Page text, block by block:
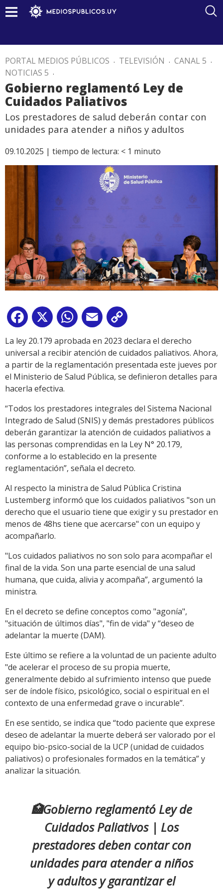
PORTAL MEDIOS PÚBLICOS . TELEVISIÓN . CANAL 5 .
NOTICIAS 5 .
Gobierno reglamentó Ley de
Cuidados Paliativos
Los prestadores de salud deberán contar con
unidades para atender a niños y adultos
09.10.2025 | tiempo de lectura: < 1 minuto
Facebook
X WhatsApp
Email
Link
La ley 20.179 aprobada en 2023 declara el derecho
universal a recibir atención de cuidados paliativos. Ahora,
a partir de la reglamentación presentada este jueves por
el Ministerio de Salud Pública, se definieron detalles para
hacerla efectiva.
“Todos los prestadores integrales del Sistema Nacional
Integrado de Salud (SNIS) y demás prestadores públicos
deberán garantizar la atención de cuidados paliativos a
las personas comprendidas en la Ley N° 20.179,
conforme a lo establecido en la presente
reglamentación”, señala el decreto.
Al respecto la ministra de Salud Pública Cristina
Lustemberg informó que los cuidados paliativos "son un
derecho que el usuario tiene que exigir y su prestador en
menos de 48hs tiene que acercarse" con un equipo y
acompañarlo.
"Los cuidados paliativos no son solo para acompañar el
final de la vida. Son una parte esencial de una salud
humana, que cuida, alivia y acompaña”, argumentó la
ministra.
En el decreto se define conceptos como "agonía",
"situación de últimos días", "fin de vida" y “deseo de
adelantar la muerte (DAM).
Este último se refiere a la voluntad de un paciente adulto
"de acelerar el proceso de su propia muerte,
generalmente debido al sufrimiento intenso que puede
ser de índole físico, psicológico, social o espiritual en el
contexto de una enfermedad grave o incurable”.
En ese sentido, se indica que “todo paciente que exprese
deseo de adelantar la muerte deberá ser valorado por el
equipo bio-psico-social de la UCP (unidad de cuidados
paliativos) o profesionales formados en la temática” y
analizar la situación.
🏥Gobierno reglamentó Ley de
Cuidados Paliativos | Los
prestadores deben contar con
unidades para atender a niños
y adultos y garantizar el